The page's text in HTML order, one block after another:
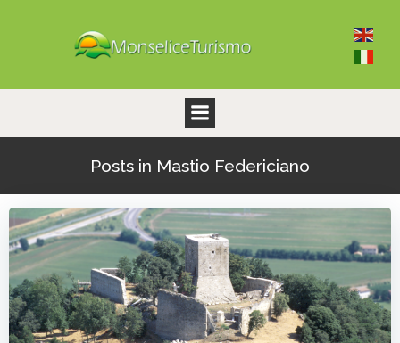
contenuto
Posts in Mastio Federiciano